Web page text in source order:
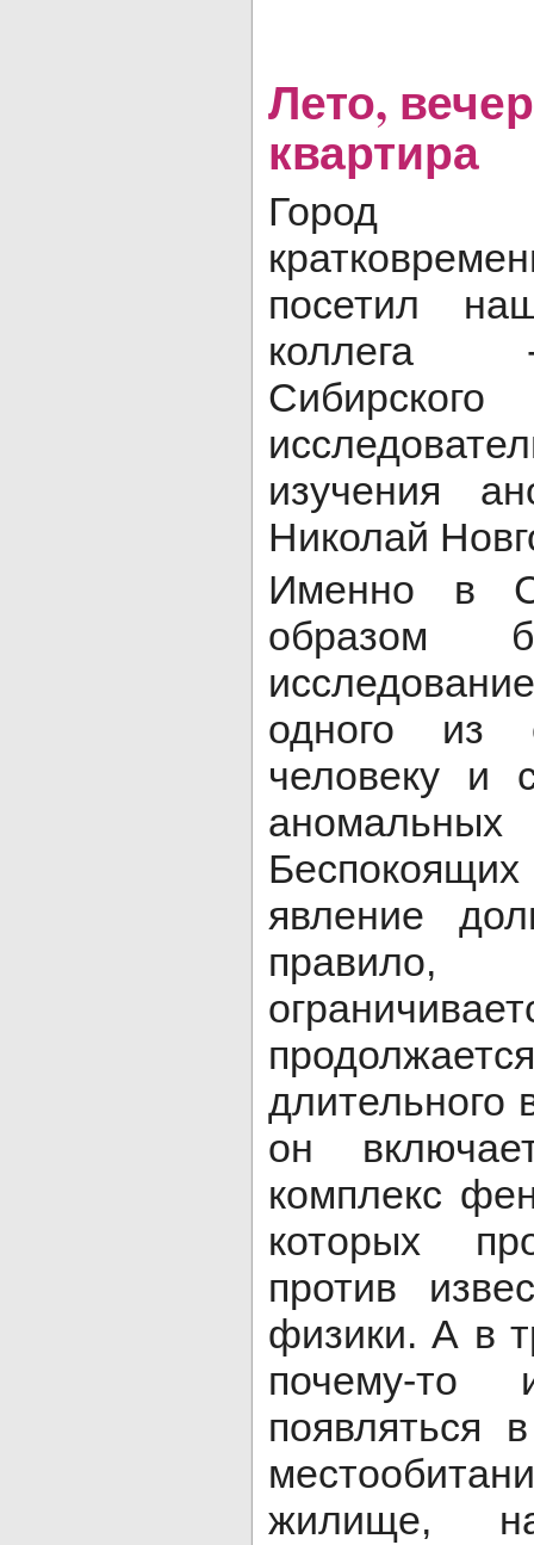
Лето,
квартира
Город
посетил
коллега
изучения
Николай
Именно в
образом
одного из
человеку и
явление
правило,
длительного
он
комплекс
которых
против
физики. А в
почему-то
появляться
жилище,